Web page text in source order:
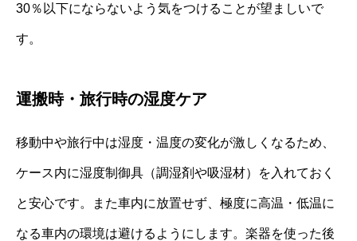
30％以下にならないよう気をつけることが望ましいで
す。
運搬時・旅行時の湿度ケア
移動中や旅行中は湿度・温度の変化が激しくなるため、
ケース内に湿度制御具（調湿剤や吸湿材）を入れておく
と安心です。また車内に放置せず、極度に高温・低温に
なる車内の環境は避けるようにします。楽器を使った後